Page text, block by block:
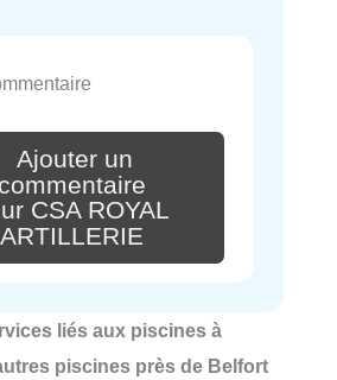
Ajouter un
commentaire
CSA ROYAL
ARTILLERIE
liés aux piscines à
piscines près de Belfort